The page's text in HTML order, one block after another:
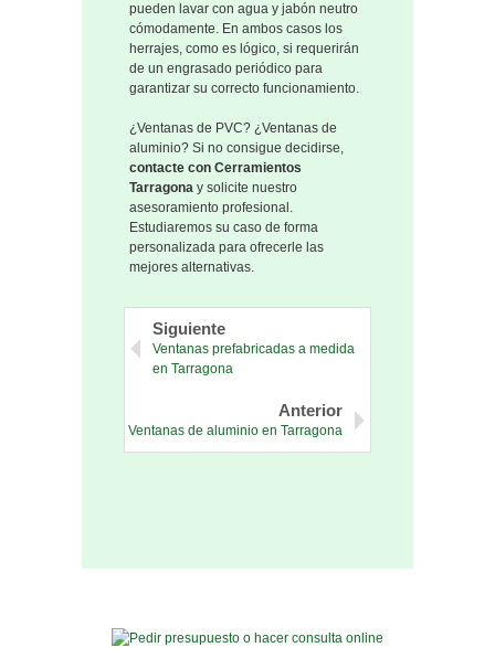
pueden lavar con agua y jabón neutro
cómodamente. En ambos casos los
herrajes, como es lógico, si requerirán
de un engrasado periódico para
garantizar su correcto funcionamiento.
¿Ventanas de PVC? ¿Ventanas de
aluminio? Si no consigue decidirse,
contacte con Cerramientos
Tarragona y solicite nuestro
asesoramiento profesional.
Estudiaremos su caso de forma
personalizada para ofrecerle las
mejores alternativas.
Siguiente
Ventanas prefabricadas a medida
en Tarragona
Anterior
Ventanas de aluminio en Tarragona